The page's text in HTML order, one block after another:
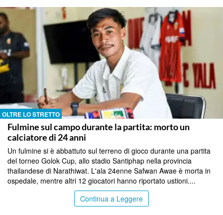
OLTRE LO STRETTO
Fulmine sul campo durante la partita: morto un
calciatore di 24 anni
Un fulmine si è abbattuto sul terreno di gioco durante una partita
del torneo Golok Cup, allo stadio Santiphap nella provincia
thailandese di Narathiwat. L'ala 24enne Safwan Awae è morta in
ospedale, mentre altri 12 giocatori hanno riportato ustioni....
Continua a Leggere